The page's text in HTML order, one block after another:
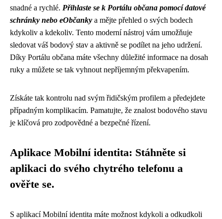
snadné a rychlé. Přihlaste se k Portálu občana pomocí datové
schránky nebo eObčanky a mějte přehled o svých bodech
kdykoliv a kdekoliv. Tento moderní nástroj vám umožňuje
sledovat váš bodový stav a aktivně se podílet na jeho udržení.
Díky Portálu občana máte všechny důležité informace na dosah
ruky a můžete se tak vyhnout nepříjemným překvapením.
Získáte tak kontrolu nad svým řidičským profilem a předejdete
případným komplikacím. Pamatujte, že znalost bodového stavu
je klíčová pro zodpovědné a bezpečné řízení.
Aplikace Mobilní identita: Stáhněte si
aplikaci do svého chytrého telefonu a
ověřte se.
S aplikací Mobilní identita máte možnost kdykoli a odkudkoli